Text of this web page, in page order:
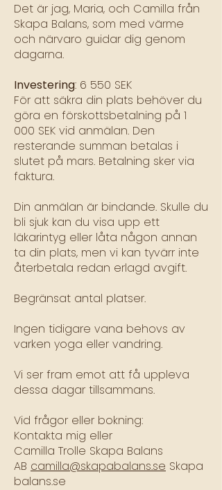
Det är jag, Maria, och Camilla från
Skapa Balans, som med värme
och närvaro guidar dig genom
dagarna.
Investering: 6 550 SEK
För att säkra din plats behöver du
göra en förskottsbetalning på 1
000 SEK vid anmälan. Den
resterande summan betalas i
slutet på mars. Betalning sker via
faktura.
Din anmälan är bindande. Skulle du
bli sjuk kan du visa upp ett
läkarintyg eller låta någon annan
ta din plats, men vi kan tyvärr inte
återbetala redan erlagd avgift.
Begränsat antal platser.
Ingen tidigare vana behovs av
varken yoga eller vandring.
Vi ser fram emot att få uppleva
dessa dagar tillsammans.
Vid frågor eller bokning:
Kontakta mig eller
Camilla Trolle Skapa Balans
AB camilla@skapabalans.se Skapa
balans.se